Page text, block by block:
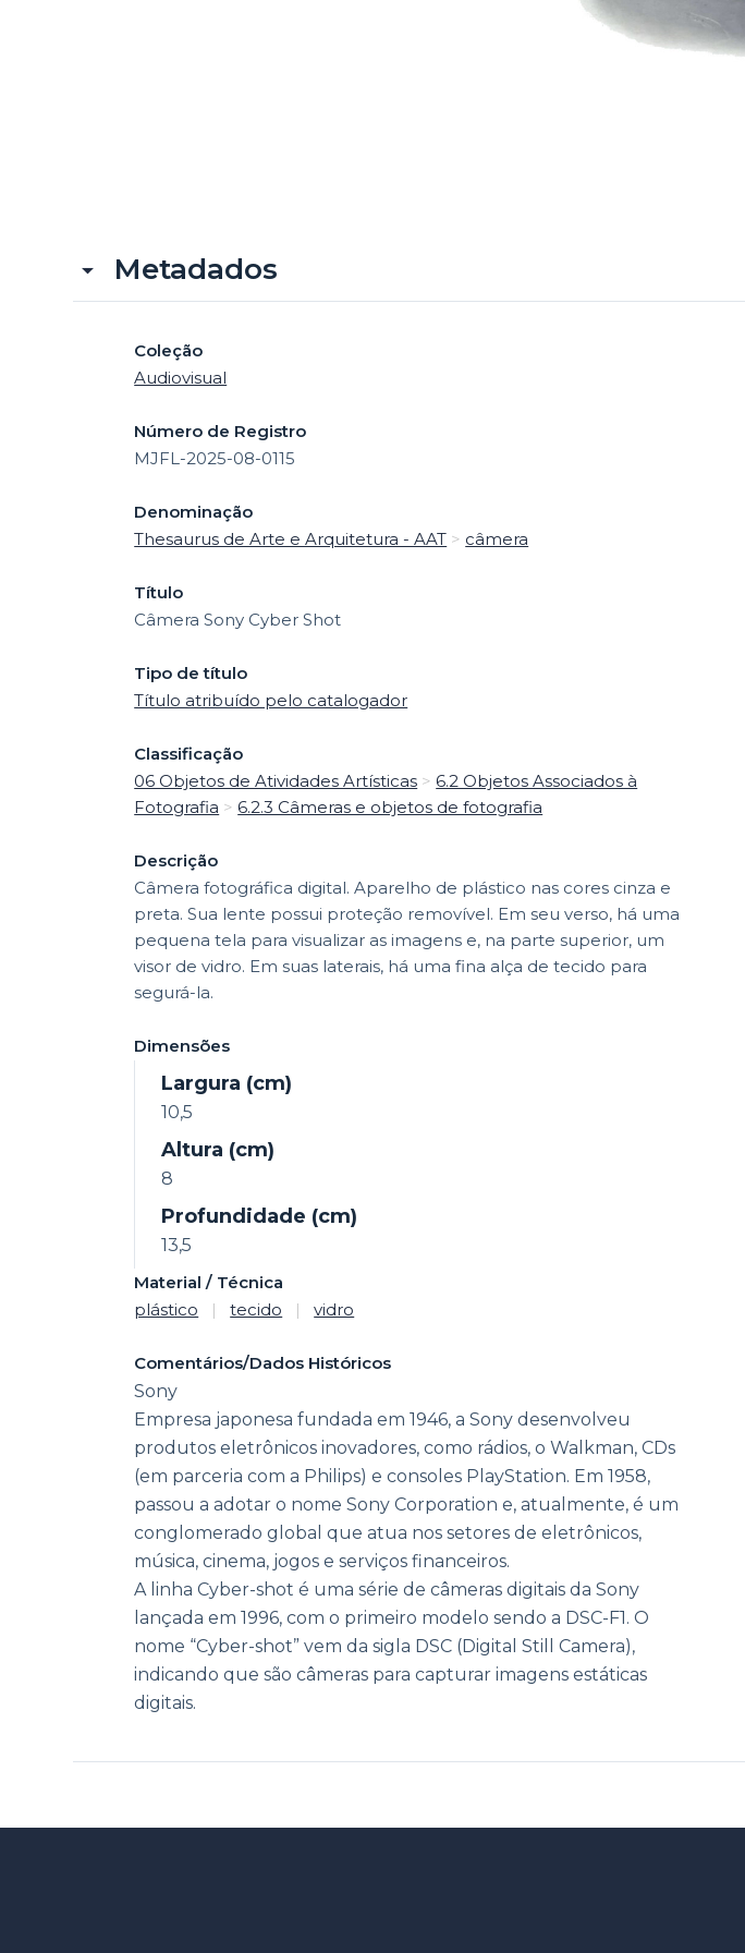
Metadados
Coleção
Audiovisual
Número de Registro
MJFL-2025-08-0115
Denominação
Thesaurus de Arte e Arquitetura - AAT > câmera
Título
Câmera Sony Cyber Shot
Tipo de título
Título atribuído pelo catalogador
Classificação
06 Objetos de Atividades Artísticas > 6.2 Objetos Associados à
Fotografia > 6.2.3 Câmeras e objetos de fotografia
Descrição
Câmera fotográfica digital. Aparelho de plástico nas cores cinza e
preta. Sua lente possui proteção removível. Em seu verso, há uma
pequena tela para visualizar as imagens e, na parte superior, um
visor de vidro. Em suas laterais, há uma fina alça de tecido para
segurá-la.
Dimensões
Largura (cm)
10,5
Altura (cm)
8
Profundidade (cm)
13,5
Material / Técnica
plástico
| tecido | vidro
Comentários/Dados Históricos
Sony
Empresa japonesa fundada em 1946, a Sony desenvolveu
produtos eletrônicos inovadores, como rádios, o Walkman, CDs
(em parceria com a Philips) e consoles PlayStation. Em 1958,
passou a adotar o nome Sony Corporation e, atualmente, é um
conglomerado global que atua nos setores de eletrônicos,
música, cinema, jogos e serviços financeiros.
A linha Cyber-shot é uma série de câmeras digitais da Sony
lançada em 1996, com o primeiro modelo sendo a DSC-F1. O
nome “Cyber-shot” vem da sigla DSC (Digital Still Camera),
indicando que são câmeras para capturar imagens estáticas
digitais.